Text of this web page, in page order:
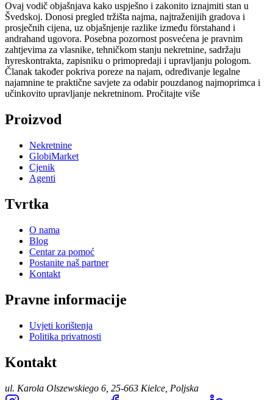
Ovaj vodič objašnjava kako uspješno i zakonito iznajmiti stan u
Švedskoj. Donosi pregled tržišta najma, najtraženijih gradova i
prosječnih cijena, uz objašnjenje razlike između förstahand i
andrahand ugovora. Posebna pozornost posvećena je pravnim
zahtjevima za vlasnike, tehničkom stanju nekretnine, sadržaju
hyreskontrakta, zapisniku o primopredaji i upravljanju pologom.
Članak također pokriva poreze na najam, određivanje legalne
najamnine te praktične savjete za odabir pouzdanog najmoprimca i
učinkovito upravljanje nekretninom. Pročitajte više
Proizvod
Nekretnine
GlobiMarket
Cjenik
Agenti
Tvrtka
O nama
Blog
Centar za pomoć
Postanite naš partner
Kontakt
Pravne informacije
Uvjeti korištenja
Politika privatnosti
Kontakt
ul. Karola Olszewskiego 6, 25-663 Kielce, Poljska